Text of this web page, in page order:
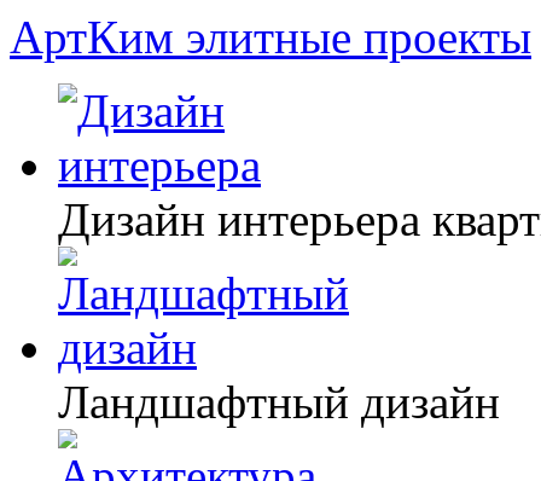
АртКим элитные проекты
Дизайн интерьера
Ландшафтный дизайн